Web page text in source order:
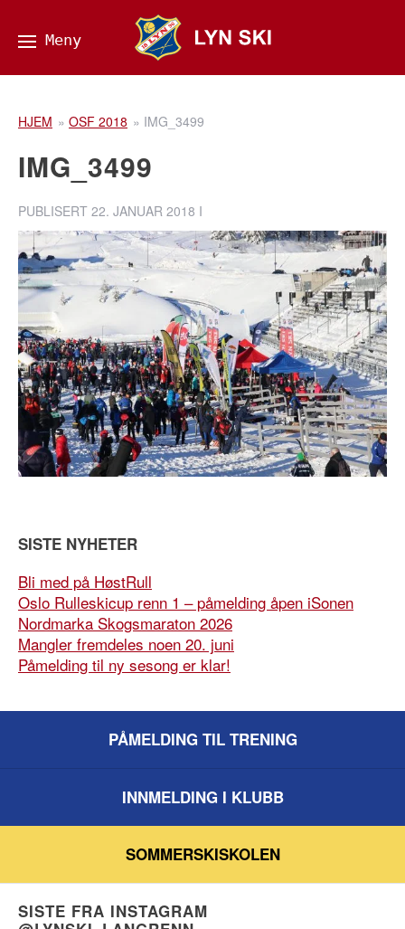
HJEM » OSF 2018 » IMG_3499
IMG_3499
PUBLISERT 22. JANUAR 2018 I
SISTE NYHETER
Bli med på HøstRull
Oslo Rulleskicup renn 1 – påmelding åpen iSonen
Nordmarka Skogsmaraton 2026
Mangler fremdeles noen 20. juni
Påmelding til ny sesong er klar!
PÅMELDING TIL TRENING
INNMELDING I KLUBB
SOMMERSKISKOLEN
SISTE FRA INSTAGRAM